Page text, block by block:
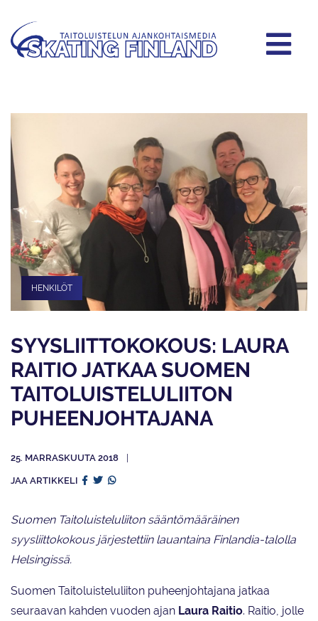
HENKILÖT
SYYSLIITTOKOKOUS: LAURA
RAITIO JATKAA SUOMEN
TAITOLUISTELULIITON
PUHEENJOHTAJANA
25. MARRASKUUTA 2018
JAA ARTIKKELI
Suomen Taitoluisteluliiton sääntömääräinen
syysliittokokous järjestettiin lauantaina Finlandia-talolla
Helsingissä.
Suomen Taitoluisteluliiton puheenjohtajana jatkaa
seuraavan kahden vuoden ajan Laura Raitio. Raitio, jolle